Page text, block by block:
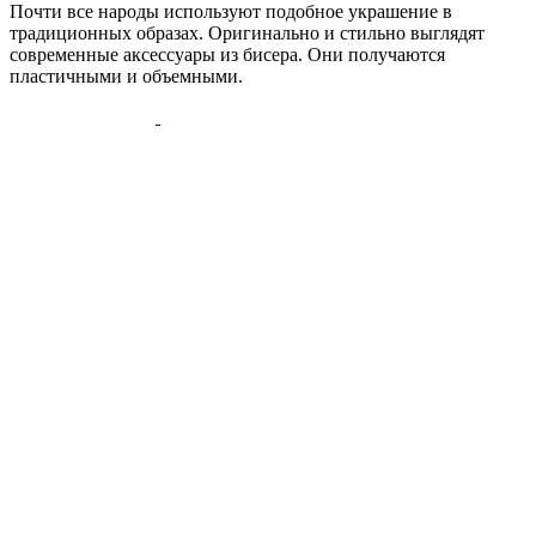
Почти все народы используют подобное украшение в
традиционных образах. Оригинально и стильно выглядят
современные аксессуары из бисера. Они получаются
пластичными и объемными.